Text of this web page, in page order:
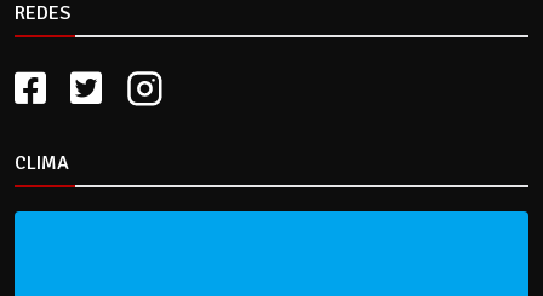
REDES
CLIMA